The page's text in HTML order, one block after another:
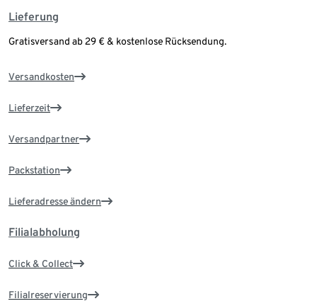
Lieferung
Gratisversand ab 29 € & kostenlose Rücksendung.
Versandkosten
Lieferzeit
Versandpartner
Packstation
Lieferadresse ändern
Filialabholung
Click & Collect
Filialreservierung